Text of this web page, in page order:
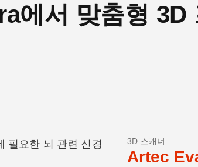
에서 맞춤형 3D
3D 스캐너
Artec
필요한 뇌 관련 신경